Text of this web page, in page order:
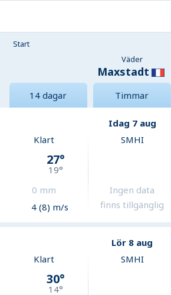
Start
Väder
Maxstadt
14 dagar Timmar
Idag 7 aug
Klart
27°
19°
0 mm
4 (8) m/s
SMHI
Ingen data
finns tillgänglig
Lör 8 aug
Klart
30°
14°
SMHI